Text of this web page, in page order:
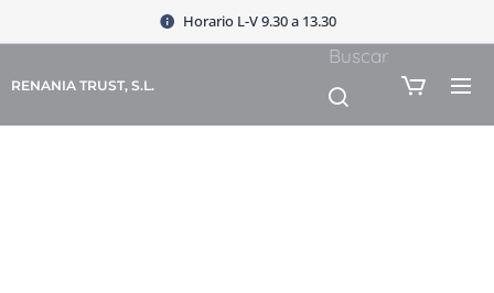
Horario L-V 9.30 a 13.30
RENANIA TRUST, S.L.
Buscar